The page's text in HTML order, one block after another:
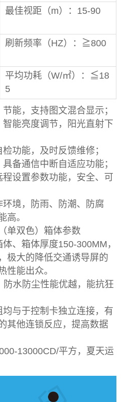
最佳视距（m）：15-90
刷新频率（HZ）：≧800
平均功耗（W/㎡）：≦18
5
能，支持图文混合显示；
智能亮度调节，阳光直射下
功能，及时反馈维修；
备通信中断自适应功能；
程设置参数功能，安全、可
环境，防雨、防潮、防腐
高。
单双色）箱体参数
、箱体厚度150-300MM，
极大的降低交通诱导屏的
性能出众。
防水防尘性能优越，能抗狂
均与于控制卡独立连接，有
其他连锁反应，提高数据
13000CD/平方，夏天运